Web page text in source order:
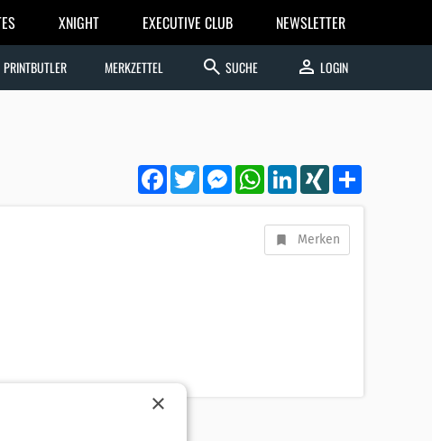
XNIGHT EXECUTIVE CLUB NEWSLETTER
PRINTBUTLER MERKZETTEL search SUCHE person LOGIN
FacebookTwitterMessengerWhatsApp
LinkedInXING
Merken
×